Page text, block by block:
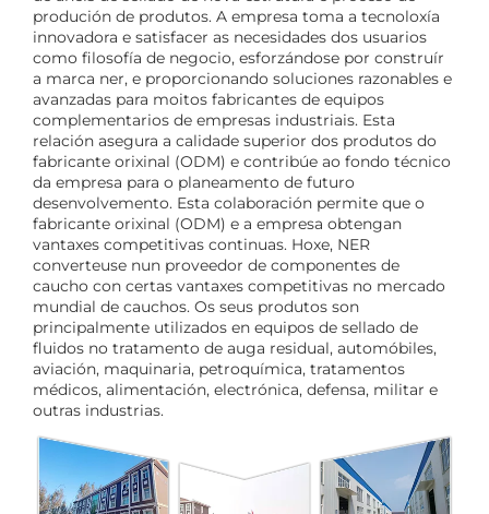
produción de produtos. A empresa toma a tecnoloxía
innovadora e satisfacer as necesidades dos usuarios
como filosofía de negocio, esforzándose por construír
a marca ner, e proporcionando soluciones razonables e
avanzadas para moitos fabricantes de equipos
complementarios de empresas industriais. Esta
relación asegura a calidade superior dos produtos do
fabricante orixinal (ODM) e contribúe ao fondo técnico
da empresa para o planeamento de futuro
desenvolvemento. Esta colaboración permite que o
fabricante orixinal (ODM) e a empresa obtengan
vantaxes competitivas continuas. Hoxe, NER
converteuse nun proveedor de componentes de
caucho con certas vantaxes competitivas no mercado
mundial de cauchos. Os seus produtos son
principalmente utilizados en equipos de sellado de
fluidos no tratamento de auga residual, automóbiles,
aviación, maquinaria, petroquímica, tratamentos
médicos, alimentación, electrónica, defensa, militar e
outras industrias.